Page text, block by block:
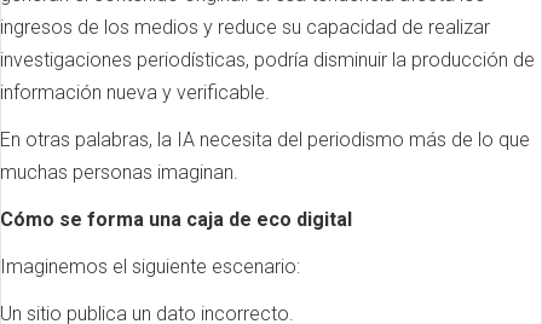
ingresos de los medios y reduce su capacidad de realizar
investigaciones periodísticas, podría disminuir la producción de
información nueva y verificable.
En otras palabras, la IA necesita del periodismo más de lo que
muchas personas imaginan.
Cómo se forma una caja de eco digital
Imaginemos el siguiente escenario:
Un sitio publica un dato incorrecto.